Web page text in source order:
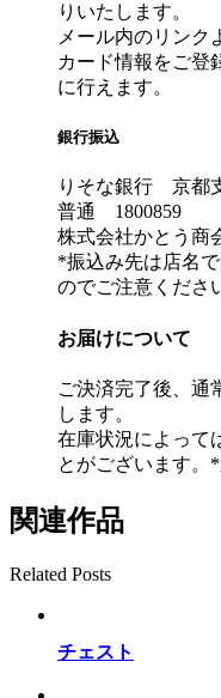
りいたします。
メール内のリンク
カード情報をご登
に行えます。
銀行振込
りそな銀行 京都
普通 1800859
株式会社かとう商
*振込み先は店名
のでご注意くださ
お届けについて
ご決済完了後、通
します。
在庫状況によって
とがございます。
関連作品
Related Posts
チェスト